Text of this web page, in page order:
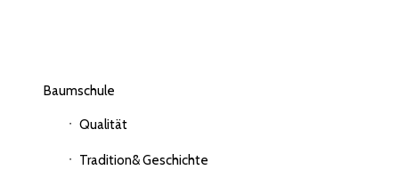
Baumschule
Qualität
Tradition& Geschichte